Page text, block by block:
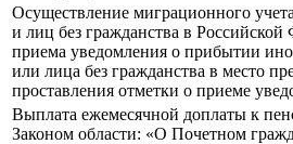
Осуществление миграционного
и лиц без гражданства в Российской
приема уведомления о прибытии
или лица без гражданства в место
проставления отметки о приеме
Выплата ежемесячной доплаты к
Законом области: «О Почетном